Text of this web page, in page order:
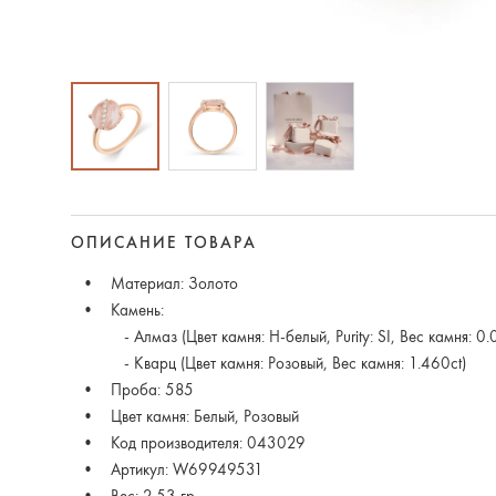
ОПИСАНИЕ ТОВАРА
Материал: Золото
Камень:
- Алмаз (Цвет камня: H-белый, Purity: SI, Вес камня:
- Кварц (Цвет камня: Розовый, Вес камня: 1.460ct)
Проба: 585
Цвет камня: Белый, Розовый
Код производителя: 043029
Артикул: W69949531